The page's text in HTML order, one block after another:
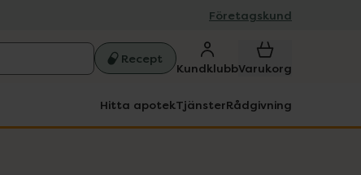
Företagskund
Recept
KundklubbVarukorg
Hitta apotekTjänsterRådgivning